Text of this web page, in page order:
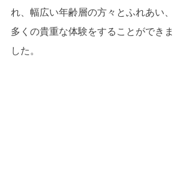
れ、幅広い年齢層の方々とふれあい、
多くの貴重な体験をすることができま
した。